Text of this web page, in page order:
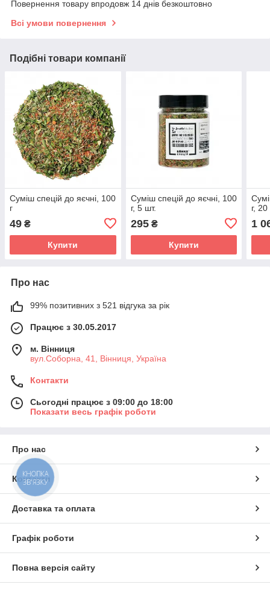
Повернення товару впродовж 14 днів безкоштовно
Всі умови повернення
Подібні товари компанії
Суміш спецій до яєчні, 100
г
49 ₴
Купити
Суміш спецій до яєчні, 100
г, 5 шт.
295₴
Купити
г,
1
Про нас
99% позитивних з 521 відгука за рік
Працює з 30.05.2017
м. Вінниця
вул.Соборна, 41, Вінниця, Україна
Контакти
Сьогодні працює з 09:00 до 18:00
Показати весь графік роботи
Про нас
Контакти
Доставка та оплата
Графік роботи
Повна версія сайту
КНОПКА
ЗВ'ЯЗКУ